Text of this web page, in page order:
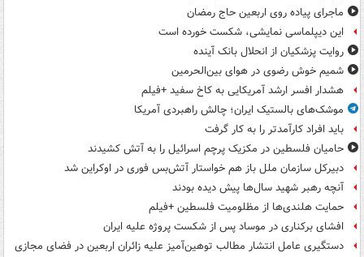
ماجرای پیاده روی اربعین حاج رمضان
این دیپلماسی نمایشی، شکست خورده است
روایت پزشکیان از انحلال بانک آینده
شمیم خوش رضوی در هوای بین‌الحرمین
هشدار افسر ارشد آمریکایی به کاخ سفید +فیلم
موشک‌های بالستیک ایران؛ چالش راهبردی آمریکا
باید افراد کارآمدتر را به کار گرفت
حامیان فلسطین در مکزیک پرچم اسرائیل را به آتش کشیدند
دبیرکل سازمان ملل باز هم خواستار آتش‌بس فوری در اوکراین شد
آنچه رهبر شهید سال‌ها پیش دیده بودند
حمایت هلندی‌ها از مظلومیت فلسطین +فیلم
افشای برکناری در موساد پس از شکست پروژه علیه ایران
دستگیری عامل انتشار مطالب توهین‌آمیز علیه زائران اربعین در فضای مجازی